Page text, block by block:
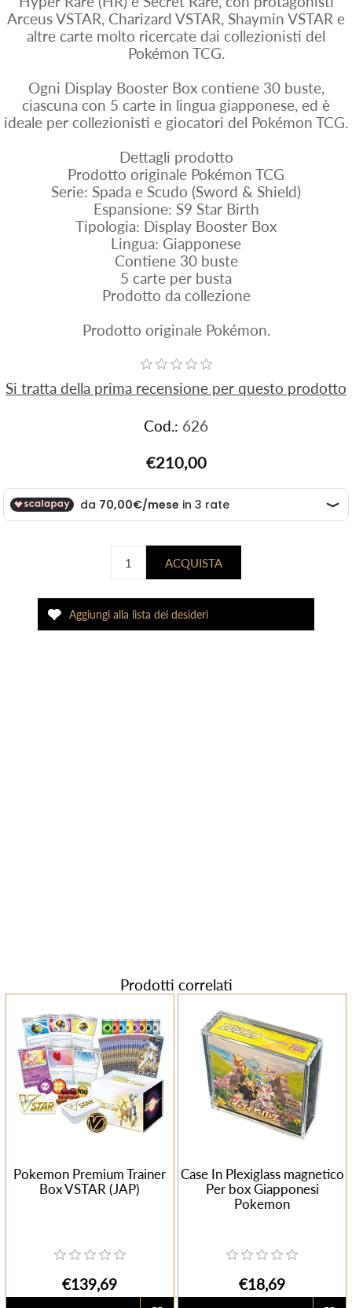
Arceus VSTAR, Charizard VSTAR, Shaymin VSTAR e
altre carte molto ricercate dai collezionisti del
Pokémon TCG.
Ogni Display Booster Box contiene 30 buste,
ciascuna con 5 carte in lingua giapponese, ed è
ideale per collezionisti e giocatori del Pokémon TCG.
Dettagli prodotto
Prodotto originale Pokémon TCG
Serie: Spada e Scudo (Sword & Shield)
Espansione: S9 Star Birth
Tipologia: Display Booster Box
Lingua: Giapponese
Contiene 30 buste
5 carte per busta
Prodotto da collezione
Prodotto originale Pokémon.
Si tratta della prima recensione per questo prodotto
Cod.: 626
€210,00
Prodotti correlati
Pokemon Premium Trainer
Box VSTAR (JAP)
€139,69
Case In Plexiglass magnetico
Per box Giapponesi
Pokemon
€18,69